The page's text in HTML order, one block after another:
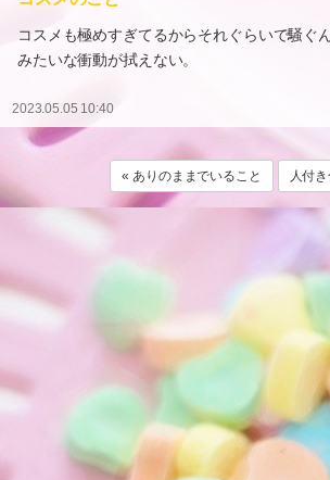
コスメも極めすぎてるからそれぐらいで騒ぐ
みたいな衝動が拭えない。
2023.05.05 10:40
« ありのままでいること 人付